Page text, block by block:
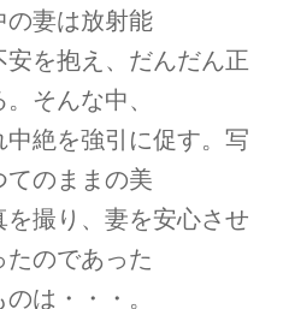
の妻は放射能
を抱え、だんだん正
そんな中、
絶を強引に促す。写
のままの美
を撮り、妻を安心させ
たのであった
は・・・。